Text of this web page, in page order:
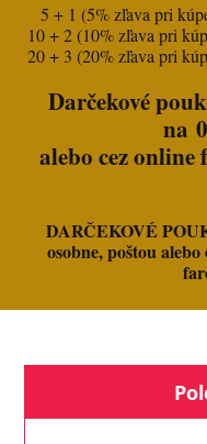
5 + 1 (5% zľava pri
10 + 2 (10% zľava pri
20 + 3 (20% zľava pri
Darčekové
na
alebo cez
DARČEKOVÉ
osobne, poštou